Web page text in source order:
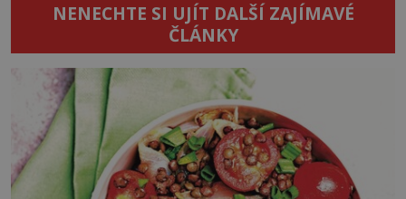
NENECHTE SI UJÍT DALŠÍ ZAJÍMAVÉ
ČLÁNKY